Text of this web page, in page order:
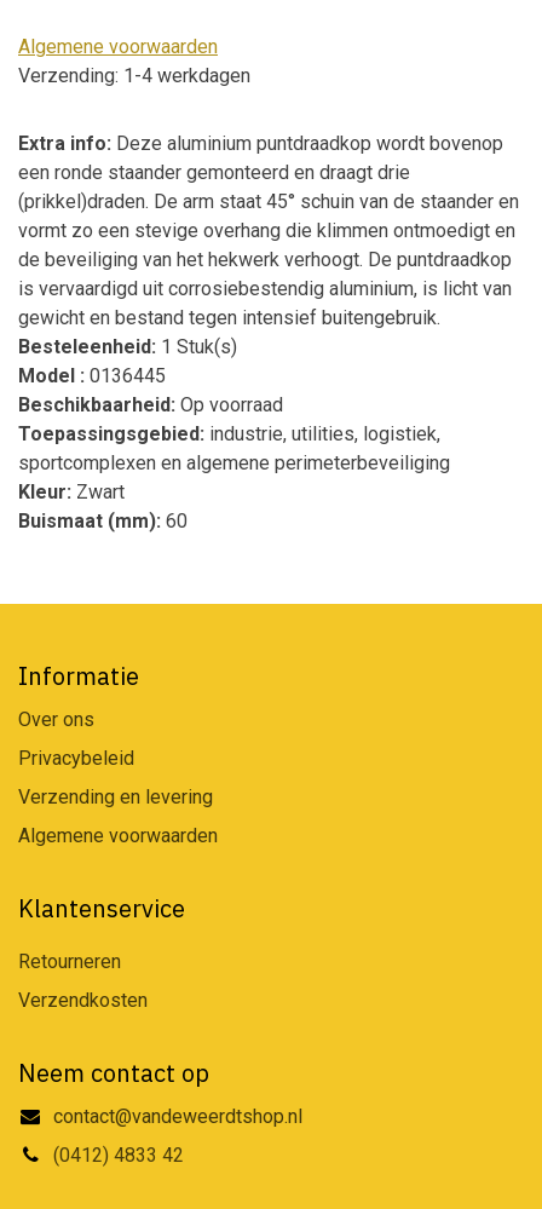
Algemene voorwaarden
Verzending: 1-4 werkdagen
Extra info: Deze aluminium puntdraadkop wordt bovenop
een ronde staander gemonteerd en draagt drie
(prikkel)draden. De arm staat 45° schuin van de staander en
vormt zo een stevige overhang die klimmen ontmoedigt en
de beveiliging van het hekwerk verhoogt. De puntdraadkop
is vervaardigd uit corrosiebestendig aluminium, is licht van
gewicht en bestand tegen intensief buitengebruik.
Besteleenheid: 1 Stuk(s)
Model : 0136445
Beschikbaarheid: Op voorraad
Toepassingsgebied: industrie, utilities, logistiek,
sportcomplexen en algemene perimeterbeveiliging
Kleur: Zwart
Buismaat (mm): 60
Informatie
Over ons
Privacybeleid
Verzending en levering
Algemene voorwaarden
Klantenservice
Retourneren
Verzendkosten
Neem contact op
contact@vandeweerdtshop.nl
(0412) 4833 42